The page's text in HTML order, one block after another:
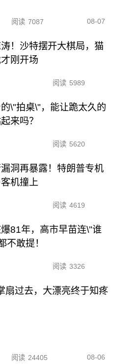
阅读 7087 08-07
！沙特摆开大棋局，猫
刚开场
阅读 5989
\"拍桌\"，能让跪太久的
来吗？
阅读 5620
洞再暴露！特朗普专机
机撞上
阅读 4619
81年，高市早苗连\"谁
不敢提！
阅读 3326
扇过去，大漂亮终于知疼
阅读 24405 08-06